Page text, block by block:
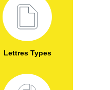
Lettres Types